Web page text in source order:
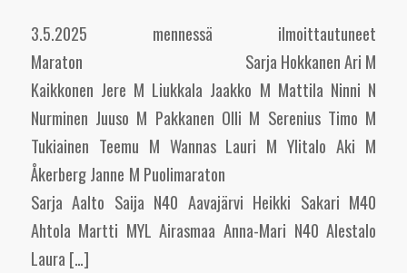
3.5.2025 mennessä ilmoittautuneet
Maraton Sarja Hokkanen Ari M
Kaikkonen Jere M Liukkala Jaakko M Mattila Ninni N
Nurminen Juuso M Pakkanen Olli M Serenius Timo M
Tukiainen Teemu M Wannas Lauri M Ylitalo Aki M
Åkerberg Janne M Puolimaraton
Sarja Aalto Saija N40 Aavajärvi Heikki Sakari M40
Ahtola Martti MYL Airasmaa Anna-Mari N40 Alestalo
Laura […]